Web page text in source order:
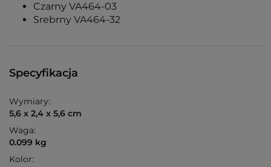
Czarny VA464-03
Srebrny VA464-32
Specyfikacja
Wymiary:
5,6 x 2,4 x 5,6 cm
Waga:
0.099 kg
Kolor: